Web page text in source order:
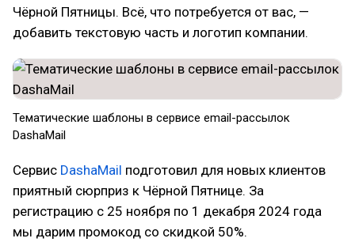
Чёрной Пятницы. Всё, что потребуется от вас, —
добавить текстовую часть и логотип компании.
Тематические шаблоны в сервисе email-рассылок
DashaMail
Сервис DashaMail подготовил для новых клиентов
приятный сюрприз к Чёрной Пятнице. За
регистрацию с 25 ноября по 1 декабря 2024 года
мы дарим промокод со скидкой 50%.